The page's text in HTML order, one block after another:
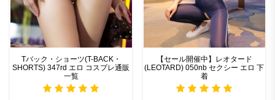
Tバック・ショーツ(T-BACK・
SHORTS) 347rd エロ コスプレ通販
一覧
【セール開催中】レオタード
(LEOTARD) 050nb セクシー エロ 下
着